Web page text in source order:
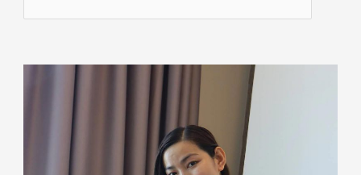
kiếm: